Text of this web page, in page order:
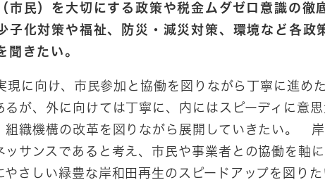
民）を大切にする政策や税金ムダゼロ意識の徹
子化対策や福祉、防災・減災対策、環境など各政
聞きたい。
現に向け、市民参加と協働を図りながら丁寧に進め
るが、外に向けては丁寧に、内にはスピーディに意
組織機構の改革を図りながら展開していきたい。
ッサンスであると考え、市民や事業者との協働を軸
やさしい緑豊な岸和田再生のスピードアップを図りた